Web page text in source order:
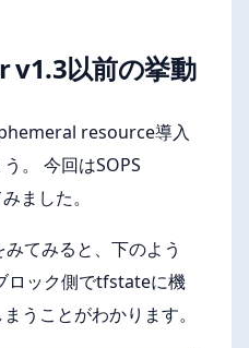
v1.3以前の挙動
resource導入
。 今回はSOPS
ました。
てみると、下のよう
ロック側でtfstateに機
うことがわかります。